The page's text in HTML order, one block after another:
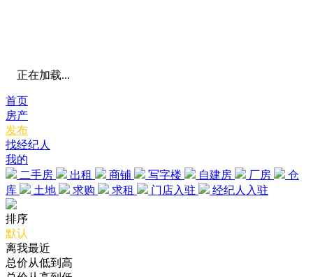
正在加载...
首页
房产
发布
找经纪人
我的
二手房
出租 商铺 写字楼 自建房 厂房
仓
库
土地 求购 求租 门店入驻 经纪人入驻
排序
默认
离我最近
总价从低到高